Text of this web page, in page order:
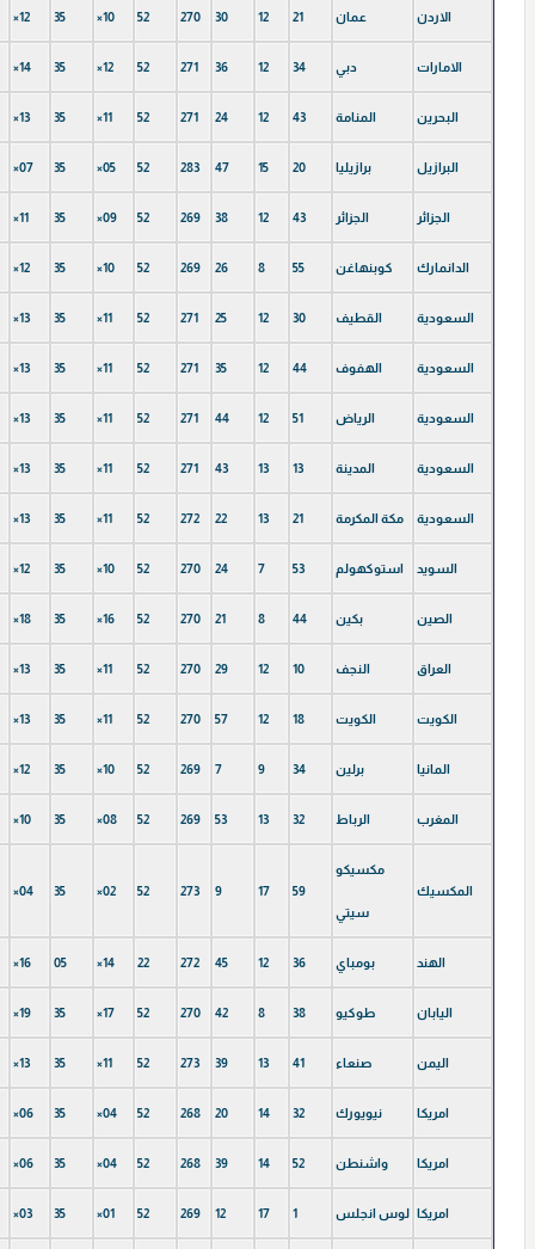
الاردن عمان 21
12
30
270
52
×10
35
×12
الامارات دبي 34
12
36
271
52
×12
35
×14
البحرين المنامة 43
12
24
271
52
×11
35
×13
البرازيل برازيليا 20
15
47
283
52
×05
35
×07
الجزائر الجزائر 43
12
38
269
52
×09
35
×11
الدانمارك كوبنهاغن 55
8
26
269
52
×10
35
×12
السعودية القطیف 30
12
25
271
52
×11
35
×13
السعودية الهفوف 44
12
35
271
52
×11
35
×13
السعودية الریاض 51
12
44
271
52
×11
35
×13
السعودية المدينة 13
13
43
271
52
×11
35
×13
السعودية مكة المکرمة 21
13
22
272
52
×11
35
×13
السويد استوكهولم 53
7
24
270
52
×10
35
×12
الصين بكين 44
8
21
270
52
×16
35
×18
العراق النجف 10
12
29
270
52
×11
35
×13
الكویت الكویت 18
12
57
270
52
×11
35
×13
المانیا برلین 34
9
7
269
52
×10
35
×12
المغرب الرباط 32
13
53
269
52
×08
35
×10
المكسيك
مكسيكو
سيتي
59
17
9
273
52
×02
35
×04
الهند بومباي 36
12
45
272
22
×14
05
×16
اليابان طوكيو 38
8
42
270
52
×17
35
×19
الیمن صنعاء 41
13
39
273
52
×11
35
×13
امریكا نیویورك 32
14
20
268
52
×04
35
×06
امریكا واشنطن 52
14
39
268
52
×04
35
×06
امریكا لوس انجلس 1
17
12
269
52
×01
35
×03